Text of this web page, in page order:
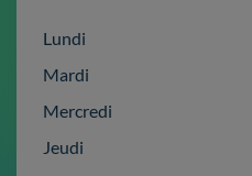
Lundi
Mardi
Mercredi
Jeudi